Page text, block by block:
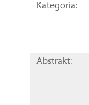
Kategoria:
Abstrakt: